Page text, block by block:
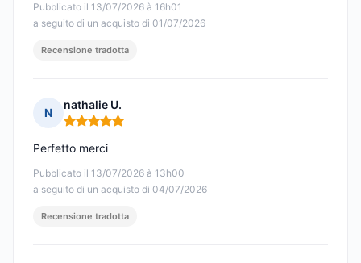
Pubblicato il 13/07/2026 à 16h01
a seguito di un acquisto di 01/07/2026
Recensione tradotta
N
nathalie U.
Nota: 5 su 5
Pubblicato il 13/07/2026 à 13h00
a seguito di un acquisto di 04/07/2026
Perfetto merci
Recensione tradotta